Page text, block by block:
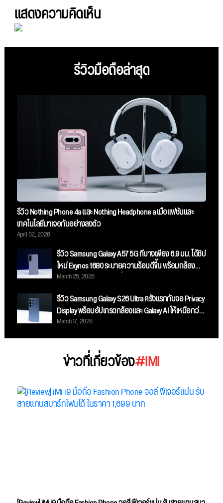
แสดงความคิดเห็น
รีวิวมือถือล่าสุด
รีวิว Nothing Phone 4a และ Nothing Headphone a เมื่อแฟชั่นและ
เทคโนโลยีมาเจอกันอย่างลงตัว
April 02, 2026
รีวิว Samsung Galaxy A57 5G ที่บางเพียง 6.9 มม. ได้ชิป
ใหม่ Exynos 1680 ระบายความร้อนดีขึ้น พร้อมกล้อง
Ultra-Wide 4K ในราคาเริ่มต้น 16,999 บาท
March 25, 2026
รีวิว Samsung Galaxy S26 Ultra ครั้งแรกกับจอ Privacy
Display พร้อมอัปเกรดกล้องและ Galaxy AI ให้เหนือกว่า
เดิม
March 17, 2026
ข่าวที่เกี่ยวข้อง#IMI